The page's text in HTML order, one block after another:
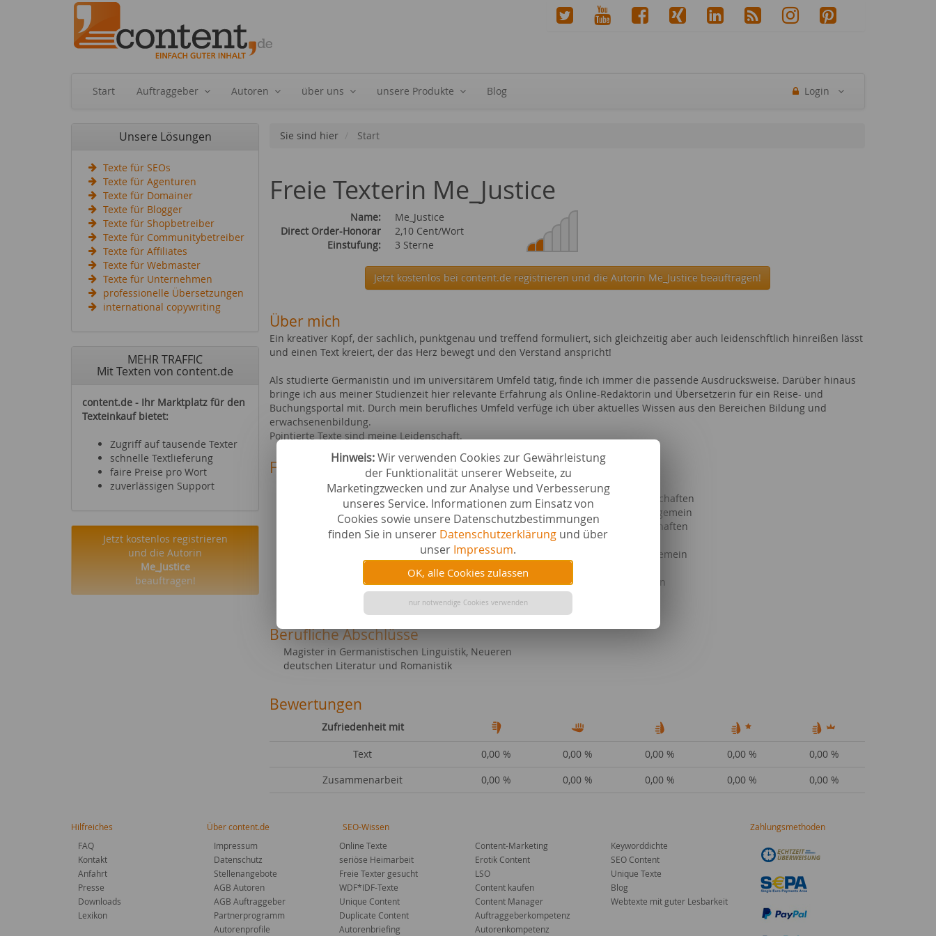
Hinweis:Wir verwenden Cookies zur Gewährleistung
der Funktionalität unserer Webseite, zu
Marketingzwecken und zur Analyse und Verbesserung
unseres Service. Informationen zum Einsatz von
Cookies sowie unsere Datenschutzbestimmungen
finden Sie in unserer Datenschutzerklärung und über
unser Impressum.
OK, alle Cookies zulassen
nur notwendige Cookies verwenden
Start Auftraggeber Autoren über uns unsere Produkte Blog Login
Unsere Lösungen
Texte für SEOs
Texte für Agenturen
Texte für Domainer
Texte für Blogger
Texte für Shopbetreiber
Texte für Communitybetreiber
Texte für Affiliates
Texte für Webmaster
Texte für Unternehmen
professionelle Übersetzungen
international copywriting
MEHR TRAFFIC
Mit Texten von content.de
content.de - Ihr Marktplatz für den
Texteinkauf bietet:
Zugriff auf tausende Texter
schnelle Textlieferung
faire Preise pro Wort
zuverlässigen Support
Jetzt kostenlos registrieren
und die Autorin
Me_Justice
beauftragen!
Sie sind hier Start
Freie Texterin Me_Justice
Name:
Me_Justice
Direct Order-Honorar
2,10 Cent/Wort
Einstufung:
3 Sterne
Jetzt kostenlos bei content.de registrieren und die Autorin Me_Justice beauftragen!
Über mich
Ein kreativer Kopf, der sachlich, punktgenau und treffend formuliert, sich gleichzeitig aber auch leidenschftlich hinreißen lässt
und einen Text kreiert, der das Herz bewegt und den Verstand anspricht!
Als studierte Germanistin und im universitärem Umfeld tätig, finde ich immer die passende Ausdrucksweise. Darüber hinaus
bringe ich aus meiner Studienzeit hier relevante Erfahrung als Online-Redaktorin und Übersetzerin für ein Reise- und
Buchungsportal mit. Durch mein berufliches Umfeld verfüge ich über aktuelles Wissen aus den Bereichen Bildung und
erwachsenenbildung.
Pointierte Texte sind meine Leidenschaft.
Fachgebiete bei content.de
Mode & Heimtextilien
Möbel & Inneneinrichtung
Social Media
Schule & Studium
Gesellschaft & Politik
Geschenke
Liebe & Partnerschaften
Wissenschaft allgemein
Geisteswissenschaften
Zeitschriften
Gesellschaft allgemein
Medien allgemein
Berufliche Abschlüsse
Magister in Germanistischen Linguistik, Neueren
deutschen Literatur und Romanistik
Bewertungen
Zufriedenheit mit
Text 0,00 % 0,00 % 0,00 % 0,00 %
0,00 %
Zusammenarbeit
0,00 % 0,00 % 0,00 % 0,00 % 0,00 %
Hilfreiches
FAQ
Kontakt
Anfahrt
Presse
Downloads
Lexikon
Über content.de
Impressum
Datenschutz
Stellenangebote
AGB Autoren
AGB Auftraggeber
Partnerprogramm
Autorenprofile
SEO-Wissen
Online Texte
seriöse Heimarbeit
Freie Texter gesucht
WDF*IDF-Texte
Unique Content
Duplicate Content
Autorenbriefing
Content-Marketing
Erotik Content
LSO
Content kaufen
Content Manager
Auftraggeberkompetenz
Autorenkompetenz
Keyworddichte
SEO Content
Unique Texte
Blog
Webtexte mit guter Lesbarkeit
Zahlungsmethoden